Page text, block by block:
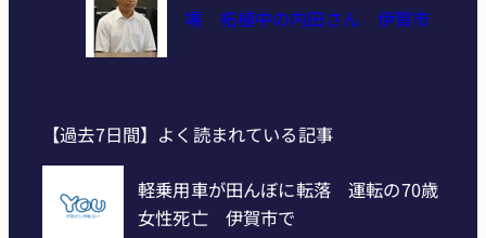
場 柘植中の内田さん 伊賀市
【過去7日間】よく読まれている記事